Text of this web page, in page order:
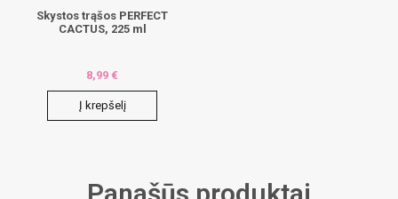
Skystos trąšos PERFECT
CACTUS, 225 ml
8,99 €
Į krepšelį